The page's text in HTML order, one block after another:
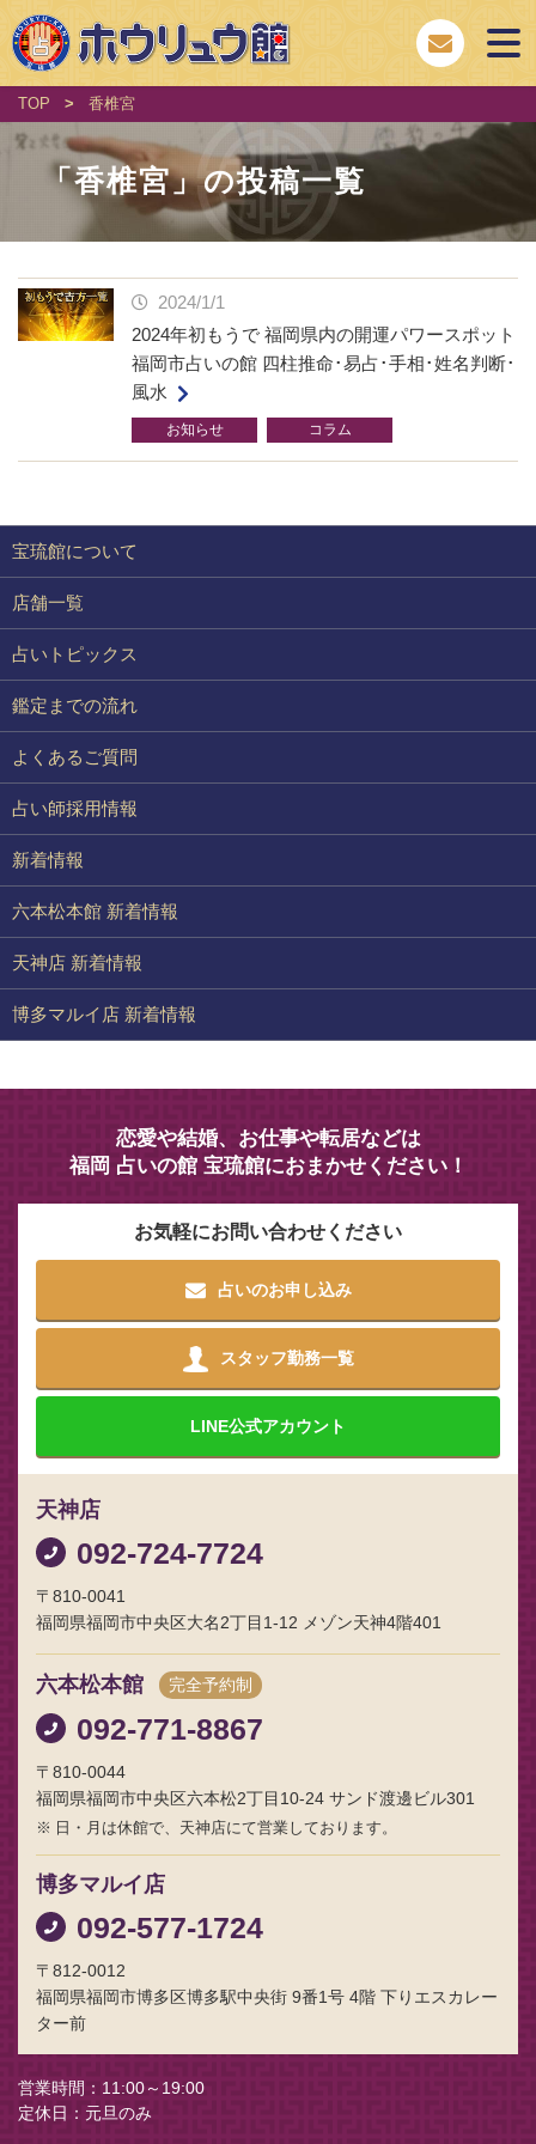
TOP > 香椎宮
「香椎宮」の投稿一覧
2024/1/1
2024年初もうで 福岡県内の開運パワースポット
福岡市占いの館 四柱推命･易占･手相･姓名判断･
風水
お知らせ コラム
宝琉館について
店舗一覧
占いトピックス
鑑定までの流れ
よくあるご質問
占い師採用情報
新着情報
六本松本館 新着情報
天神店 新着情報
博多マルイ店 新着情報
恋愛や結婚、お仕事や転居などは
福岡 占いの館 宝琉館におまかせください！
お気軽にお問い合わせください
占いのお申し込み
スタッフ勤務一覧
LINE公式アカウント
天神店
092-724-7724
〒810-0041
福岡県福岡市中央区大名2丁目1-12 メゾン天神4階401
六本松本館 完全予約制
092-771-8867
〒810-0044
福岡県福岡市中央区六本松2丁目10-24 サンド渡邊ビル301
日・月は休館で、天神店にて営業しております。
博多マルイ店
092-577-1724
〒812-0012
福岡県福岡市博多区博多駅中央街 9番1号 4階 下りエスカレー
ター前
営業時間
11:00～19:00
定休日
元旦のみ